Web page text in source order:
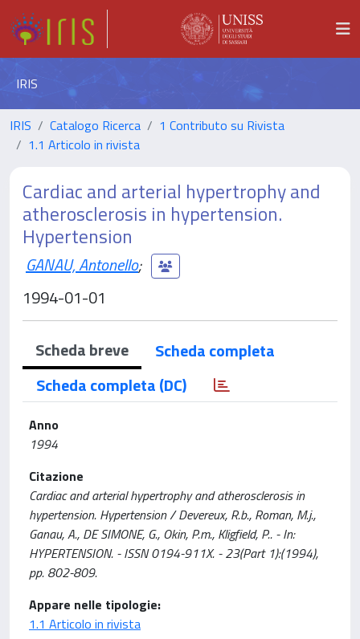
IRIS
IRIS Catalogo Ricerca
1 Contributo su Rivista
1.1 Articolo in rivista
Cardiac and arterial hypertrophy and
atherosclerosis in hypertension.
Hypertension
GANAU, Antonello;
1994-01-01
Scheda breve
Scheda completa
Scheda completa (DC)
Anno
1994
Citazione
Cardiac and arterial hypertrophy and atherosclerosis in
hypertension. Hypertension / Devereux, R.b., Roman, M.j.,
Ganau, A., DE SIMONE, G., Okin, P.m., Kligfield, P.. - In:
HYPERTENSION. - ISSN 0194-911X. - 23(Part 1):(1994),
pp. 802-809.
Appare nelle tipologie:
1.1 Articolo in rivista